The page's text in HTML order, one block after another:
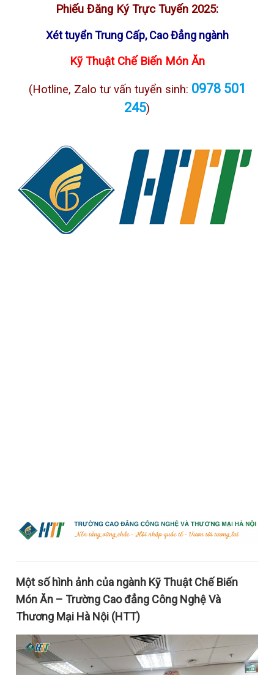
Phiếu Đăng Ký Trực Tuyến 2025:
Xét tuyển Trung Cấp, Cao Đẳng ngành
Kỹ Thuật Chế Biến Món Ăn
(Hotline, Zalo tư vấn tuyển sinh: 0978 501
245)
Một số hình ảnh của ngành Kỹ Thuật Chế Biến
Món Ăn – Trường Cao đẳng Công Nghệ Và
Thương Mại Hà Nội (HTT)